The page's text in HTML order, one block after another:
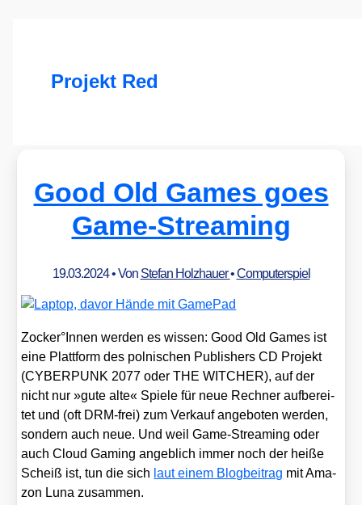
Projekt Red
Good Old Games goes
Game-Streaming
19.03.2024• Von Stefan Holzhauer•Computerspiel
Zocker°Innen wer­den es wis­sen: Good Old Games ist
eine Platt­form des pol­ni­schen Publishers CD Pro­jekt
(CYBERPUNK 2077 oder THE WITCHER), auf der
nicht nur »gute alte« Spie­le für neue Rech­ner auf­be­rei­
tet und (oft DRM-frei) zum Ver­kauf ange­bo­ten wer­den,
son­dern auch neue. Und weil Game-Strea­ming oder
auch Cloud Gam­ing angeb­lich immer noch der hei­ße
Scheiß ist, tun die sich laut einem Blog­bei­trag mit Ama­
zon Luna zusam­men.